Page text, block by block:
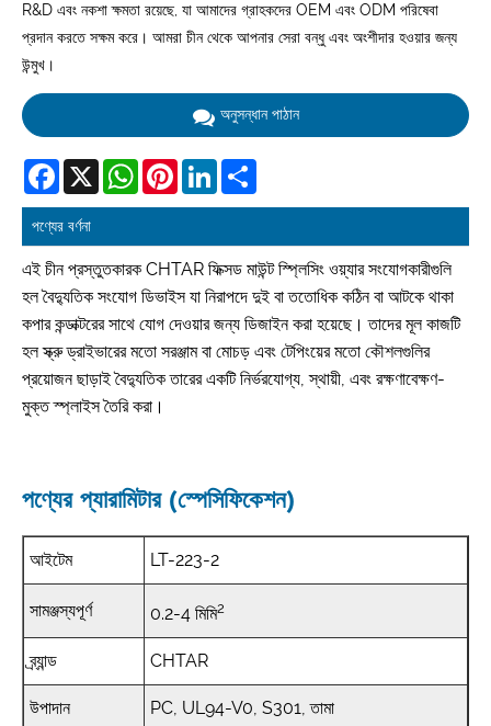
R&D এবং নকশা ক্ষমতা রয়েছে, যা আমাদের গ্রাহকদের OEM এবং ODM পরিষেবা
প্রদান করতে সক্ষম করে। আমরা চীন থেকে আপনার সেরা বন্ধু এবং অংশীদার হওয়ার জন্য
উন্মুখ।
অনুসন্ধান পাঠান
Facebook
X WhatsAppPinterestLinkedIn
পণ্যের বর্ণনা
এই চীন প্রস্তুতকারক CHTAR ফিক্সড মাউন্ট স্প্লিসিং ওয়্যার সংযোগকারীগুলি
হল বৈদ্যুতিক সংযোগ ডিভাইস যা নিরাপদে দুই বা ততোধিক কঠিন বা আটকে থাকা
কপার কন্ডাক্টরের সাথে যোগ দেওয়ার জন্য ডিজাইন করা হয়েছে। তাদের মূল কাজটি
হল স্ক্রু ড্রাইভারের মতো সরঞ্জাম বা মোচড় এবং টেপিংয়ের মতো কৌশলগুলির
প্রয়োজন ছাড়াই বৈদ্যুতিক তারের একটি নির্ভরযোগ্য, স্থায়ী, এবং রক্ষণাবেক্ষণ-
মুক্ত স্প্লাইস তৈরি করা।
পণ্যের প্যারামিটার (স্পেসিফিকেশন)
আইটেম LT-223-2
সামঞ্জস্যপূর্ণ 0.2-4 মিমি2
ব্র্যান্ড CHTAR
উপাদান PC, UL94-V0, S301, তামা